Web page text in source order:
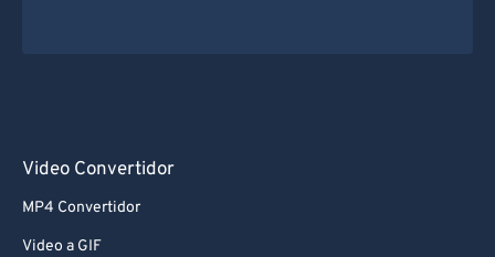
Video Convertidor
MP4 Convertidor
Video a GIF